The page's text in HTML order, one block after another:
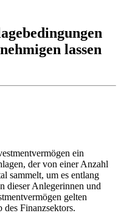
lassen
ein
der von einer Anzahl
sammelt, um es entlang
dieser Anlegerinnen und
gelten
des Finanzsektors.